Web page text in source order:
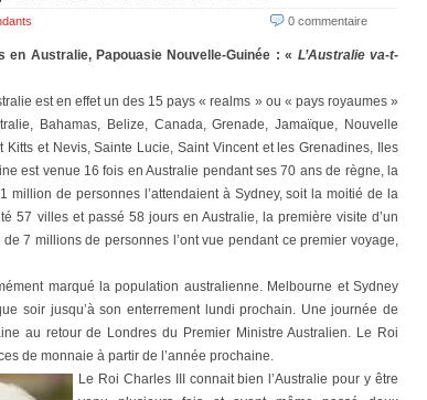
0 commentaire
en Australie, Papouasie Nouvelle-Guinée : « L’Australie va-t-
est en effet un des 15 pays « realms » ou « pays royaumes »
Bahamas, Belize, Canada, Grenade, Jamaïque, Nouvelle
et Nevis, Sainte Lucie, Saint Vincent et les Grenadines, Iles
est venue 16 fois en Australie pendant ses 70 ans de règne, la
million de personnes l’attendaient à Sydney, soit la moitié de la
57 villes et passé 58 jours en Australie, la première visite d’un
7 millions de personnes l’ont vue pendant ce premier voyage,
marqué la population australienne. Melbourne et Sydney
soir jusqu’à son enterrement lundi prochain. Une journée de
au retour de Londres du Premier Ministre Australien. Le Roi
de monnaie à partir de l’année prochaine.
Le Roi Charles III connait bien l’Australie pour y être